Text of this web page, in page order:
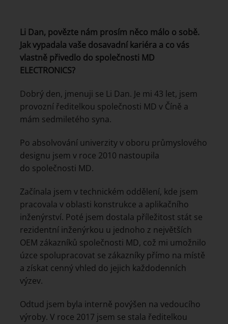
Li Dan, povězte nám prosím něco málo o sobě.
Jak vypadala vaše dosavadní kariéra a co vás
vlastně přivedlo do společnosti MD
ELECTRONICS?
Dobrý den, jmenuji se Li Dan. Je mi 43 let, jsem
provozní ředitelkou společnosti MD v Číně a
mám sedmiletého syna.
Po absolvování univerzity v oboru průmyslového
designu jsem v roce 2010 nastoupila
do společnosti MD.
Začínala jsem v technickém oddělení, kde jsem
pracovala v oblasti konstrukce a aplikačního
inženýrství. Poté jsem dostala příležitost stát se
rezidentní inženýrkou u jednoho z největších
OEM zákazníků společnosti MD, což mi umožnilo
úzce spolupracovat se zákazníky přímo na místě
a získat cenný vhled do jejich každodenních
výzev.
Odtud jsem byla interně povýšen na vedoucího
výroby. V roce 2017 jsem se stala ředitelkou